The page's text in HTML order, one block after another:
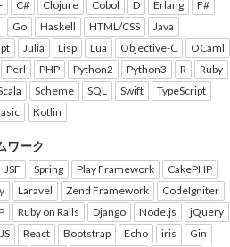
C# Clojure Cobol D Erlang
F#
Go Haskell HTML/CSS
Java
Julia Lisp Lua Objective-C
OCaml
Perl PHP Python2 Python3 R
Ruby
Scheme SQL Swift
TypeScript
Kotlin
ワーク
JSF Spring Play Framework
CakePHP
Laravel Zend Framework
CodeIgniter
Ruby on Rails Django Node.js
jQuery
React Bootstrap Echo iris
Gin